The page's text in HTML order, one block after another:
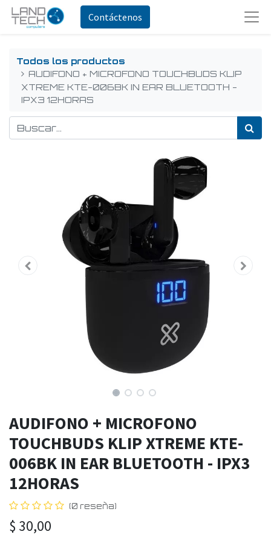
Contáctenos
Todos los productos
AUDIFONO + MICROFONO TOUCHBUDS KLIP
XTREME KTE-006BK IN EAR BLUETOOTH -
IPX3 12HORAS
AUDIFONO + MICROFONO
TOUCHBUDS KLIP XTREME KTE-
006BK IN EAR BLUETOOTH - IPX3
12HORAS
(0 reseña)
$ 30,00